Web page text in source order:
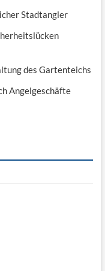
Stadtangler
des Gartenteichs
Angelgeschäfte